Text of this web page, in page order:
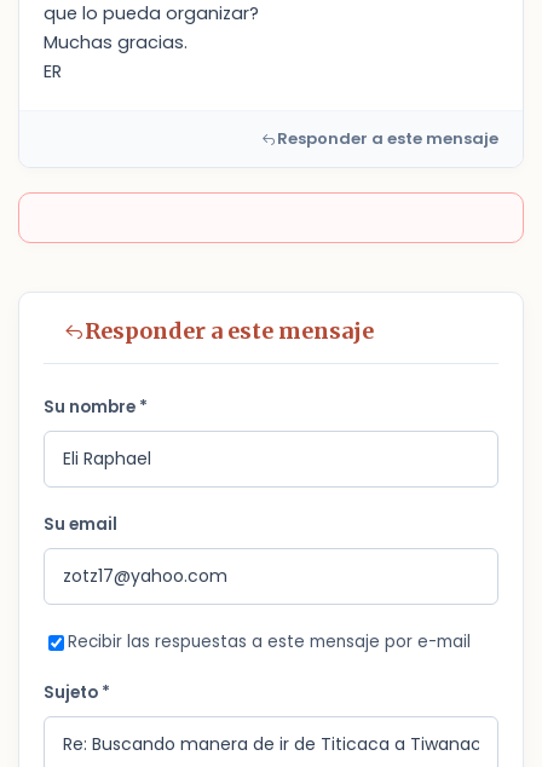
que lo pueda organizar?
Muchas gracias.
ER
Responder a este mensaje
Responder a este mensaje
Su nombre *
Su email
Recibir las respuestas a este mensaje por e-mail
Sujeto *